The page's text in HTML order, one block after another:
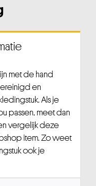
met de hand
en
Als je
passen, meet dan
vergelijk deze
item. Zo weet
ook je